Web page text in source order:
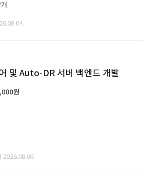
및 Auto-DR 서버 백엔드 개발
원
2026.08.06.